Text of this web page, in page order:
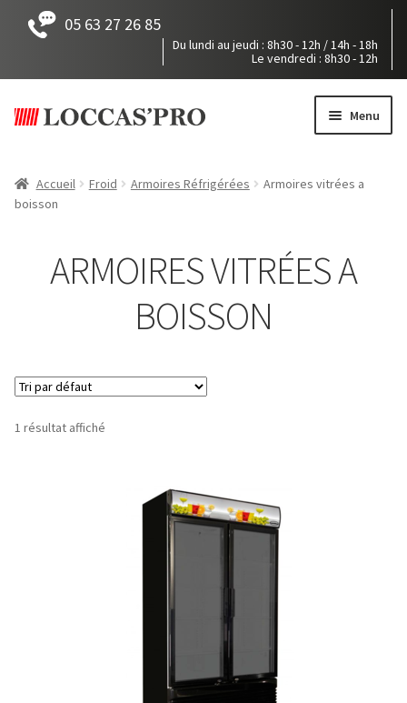
05 63 27 26 85
Du lundi au jeudi : 8h30 - 12h / 14h - 18h
Le vendredi : 8h30 - 12h
à
au
Menu
Tous nos produits
Mon devis
Accès / Contact
Accueil Froid Armoires Réfrigérées
Armoires vitrées a
boisson
ARMOIRES VITRÉES A
BOISSON
1 résultat affiché